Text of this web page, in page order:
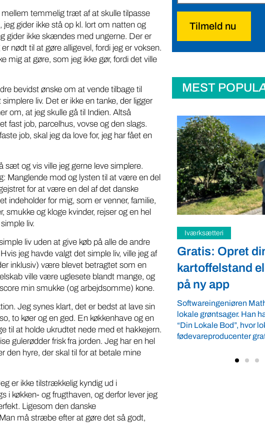
temmelig træt af at skulle tilpasse
gider ikke stå op kl. lort om natten og
gider ikke skændes med ungerne. Der er
nødt til at gøre alligevel, fordi jeg er voksen.
mig at gøre, som jeg ikke gør, fordi det ville
bevidst ønske om at vende tilbage til
liv. Det er ikke en tanke, der ligger
om, at jeg skulle gå til Indien. Altså
fast job, parcelhus, vovse og den slags.
job, skal jeg da love for, jeg har fået en
sæt og vis ville jeg gerne leve simplere.
Manglende mod og lysten til at være en del
for at være en del af det danske
indeholder for mig, som er venner, familie,
smukke og kloge kvinder, rejser og en hel
liv.
liv uden at give køb på alle de andre
jeg havde valgt det simple liv, ville jeg af
inklusiv) være blevet betragtet som en
ville være uglesete blandt mange, og
min smukke (og arbejdsomme) kone.
Jeg synes klart, det er bedst at lave sin
to køer og en ged. En køkkenhave og en
til at holde ukrudtet nede med et hakkejern.
gulerødder frisk fra jorden. Jeg har en hel
den hyre, der skal til for at betale mine
er ikke tilstrækkelig kyndig ud i
i køkken- og frugthaven, og derfor lever jeg
Ligesom den danske
må stræbe efter at gøre det så godt,
Tilmeld nu
MEST
Gratis: Opret din
kartoffelstand eller gårdbutik
på ny app
Softwareingeniøren Mathias Faulkner elsker
lokale grøntsager. Han har lanceret appen
“Din Lokale Bod”, hvor lokale
fødevareproducenter gratis kan vise deres ...
Samfund
Fredspligt
strategisk fordel
Arbejdsgiverforeningen
landmænd – også i
velkommen ...